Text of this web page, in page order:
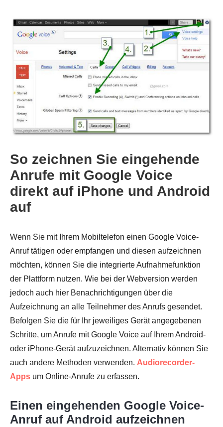
Schritt 1.
Schritt 2.
Schritt 3.
Schritt 4.
So zeichnen Sie eingehende
Anrufe mit Google Voice
direkt auf iPhone und Android
auf
Wenn Sie mit Ihrem Mobiltelefon einen Google Voice-
Anruf tätigen oder empfangen und diesen aufzeichnen
möchten, können Sie die integrierte Aufnahmefunktion
der Plattform nutzen. Wie bei der Webversion werden
jedoch auch hier Benachrichtigungen über die
Aufzeichnung an alle Teilnehmer des Anrufs gesendet.
Befolgen Sie die für Ihr jeweiliges Gerät angegebenen
Schritte, um Anrufe mit Google Voice auf Ihrem Android-
oder iPhone-Gerät aufzuzeichnen. Alternativ können Sie
auch andere Methoden verwenden. Audiorecorder-
Apps um Online-Anrufe zu erfassen.
Einen eingehenden Google Voice-
Anruf auf Android aufzeichnen